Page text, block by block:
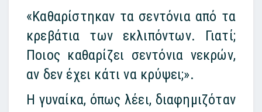
«Καθαρίστηκαν τα σεντόνια από τα
κρεβάτια των εκλιπόντων. Γιατί;
Ποιος καθαρίζει σεντόνια νεκρών,
αν δεν έχει κάτι να κρύψει;».
Η γυναίκα, όπως λέει, διαφημιζόταν